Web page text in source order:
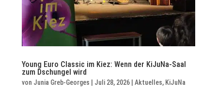
Young Euro Classic im Kiez: Wenn der KiJuNa-Saal
zum Dschungel wird
von Junia Greb-Georges Juli 28, 2026| Aktuelles, KiJuNa